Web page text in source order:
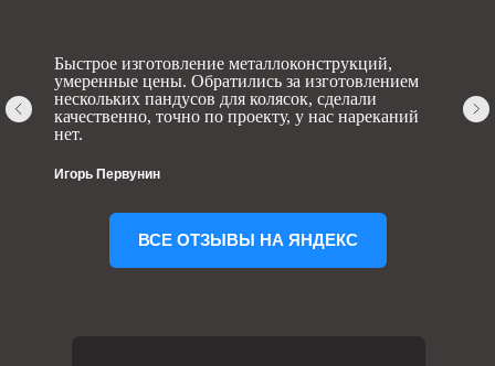
Быстрое изготовление металлоконструкций,
умеренные цены. Обратились за изготовлением
нескольких пандусов для колясок, сделали
качественно, точно по проекту, у нас нареканий
нет.
Игорь Первунин
ВСЕ ОТЗЫВЫ НА ЯНДЕКС